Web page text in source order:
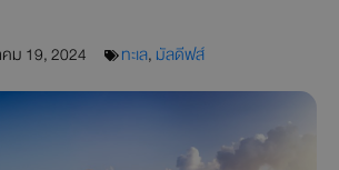
ม 19, 2024 ทะเล, มัลดีฟส์